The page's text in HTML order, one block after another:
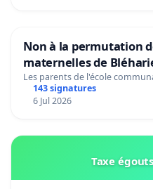
Non à la permutation
maternelles de
Préservons la stabilité
Les parents de l'école
143 signatures
6 Jul 2026
Taxe